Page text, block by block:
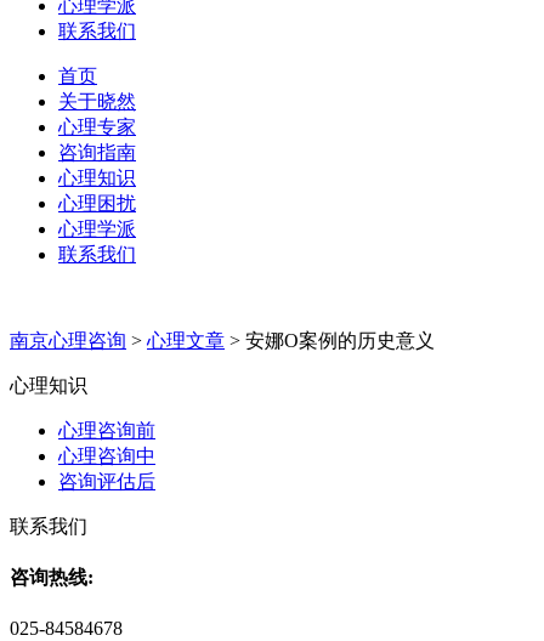
心理学派
联系我们
首页
关于晓然
心理专家
咨询指南
心理知识
心理困扰
心理学派
联系我们
南京心理咨询 > 心理文章 > 安娜O案例的历史意义
心理知识
心理咨询前
心理咨询中
咨询评估后
联系我们
咨询热线:
025-84584678